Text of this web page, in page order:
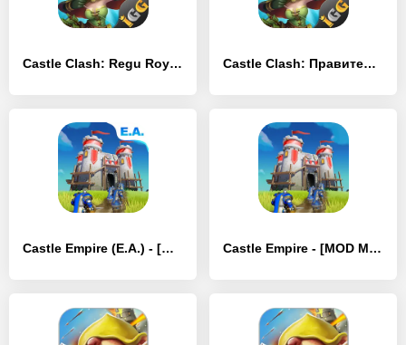
Castle Clash: Regu Royale - [MOD Бесконечные деньги] Castle Clash: Правитель мира - [MOD Бесконечные деньги]
Castle Empire (E.A.) - [MOD Много монет] Castle Empire - [MOD Много монет]